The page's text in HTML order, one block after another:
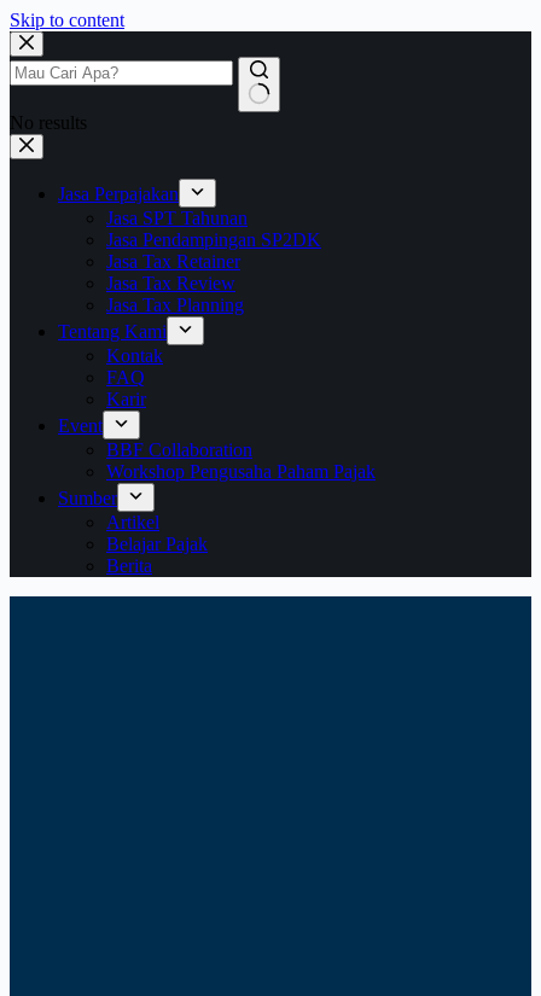
Skip to content
No results
Jasa Perpajakan
Jasa SPT Tahunan
Jasa Pendampingan SP2DK
Jasa Tax Retainer
Jasa Tax Review
Jasa Tax Planning
Tentang Kami
Kontak
FAQ
Karir
Event
BBF Collaboration
Workshop Pengusaha Paham Pajak
Sumber
Artikel
Belajar Pajak
Berita